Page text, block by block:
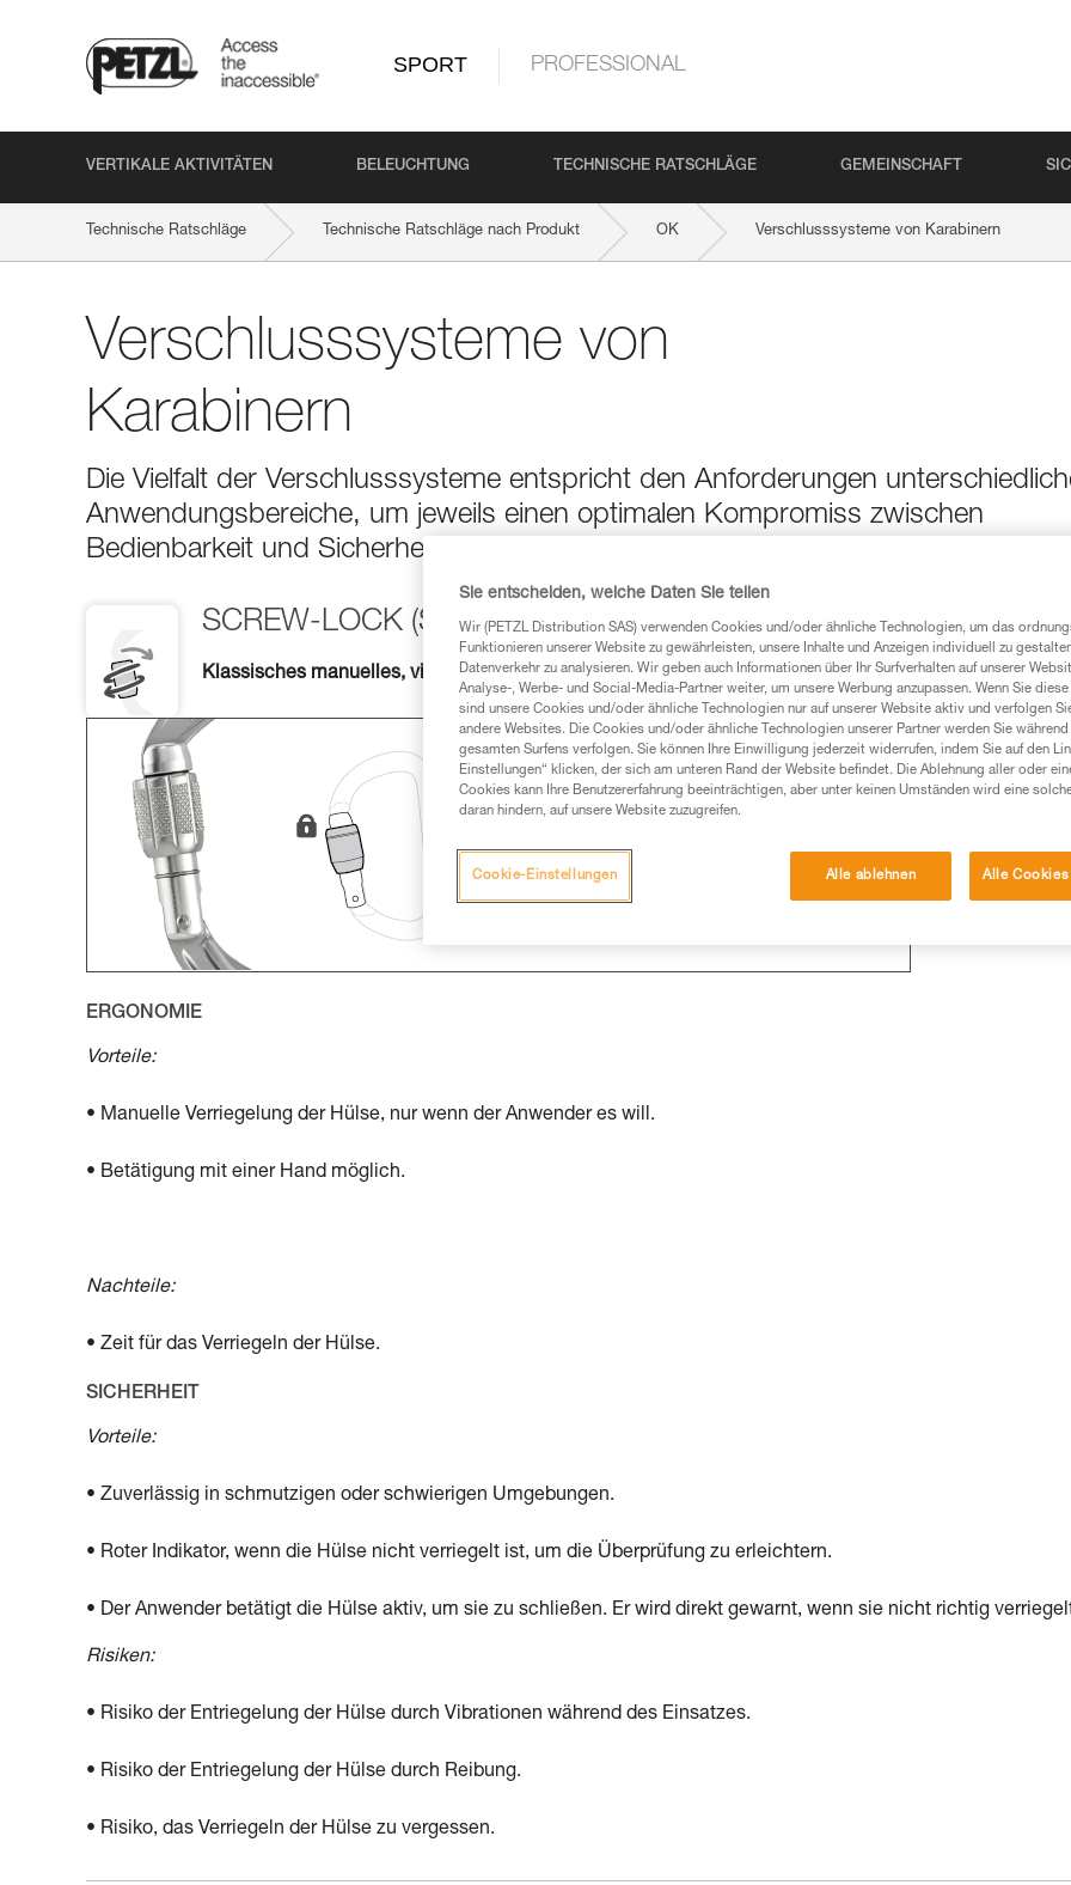
SPORT PROFESSIONAL
VERTIKALE AKTIVITÄTEN BELEUCHTUNG TECHNISCHE RATSCHLÄGE GEMEINSCHAFT
Technische Ratschläge Technische Ratschläge nach Produkt OK Verschlusssysteme von Karabinern
Verschlusssysteme von
Karabinern
Die Vielfalt der Verschlusssysteme entspricht den Anforderungen
Anwendungsbereiche, um jeweils einen optimalen Kompromiss zwischen
Bedienbarkeit und Sicherheit zu gewährleisten.
SCREW-LOCK (SL)
Klassisches manuelles, vielseitig und überall einsetzbares System
ERGONOMIE
Vorteile:
• Manuelle Verriegelung der Hülse, nur wenn der Anwender es will.
• Betätigung mit einer Hand möglich.
Nachteile:
• Zeit für das Verriegeln der Hülse.
SICHERHEIT
Vorteile:
• Zuverlässig in schmutzigen oder schwierigen Umgebungen.
• Roter Indikator, wenn die Hülse nicht verriegelt ist, um die Überprüfung zu erleichtern.
• Der Anwender betätigt die Hülse aktiv, um sie zu schließen. Er wird direkt gewarnt, wenn sie nicht richtig
Risiken:
• Risiko der Entriegelung der Hülse durch Vibrationen während des Einsatzes.
• Risiko der Entriegelung der Hülse durch Reibung.
• Risiko, das Verriegeln der Hülse zu vergessen.
Sie entscheiden, welche Daten Sie teilen
Wir (PETZL Distribution SAS) verwenden Cookies und/oder ähnliche Technologien, um das
Funktionieren unserer Website zu gewährleisten, unsere Inhalte und Anzeigen individuell zu
Datenverkehr zu analysieren. Wir geben auch Informationen über Ihr Surfverhalten auf unserer
Analyse-, Werbe- und Social-Media-Partner weiter, um unsere Werbung anzupassen. Wenn Sie
sind unsere Cookies und/oder ähnliche Technologien nur auf unserer Website aktiv und verfolgen
andere Websites. Die Cookies und/oder ähnliche Technologien unserer Partner werden Sie während
gesamten Surfens verfolgen. Sie können Ihre Einwilligung jederzeit widerrufen, indem Sie auf den
Einstellungen“ klicken, der sich am unteren Rand der Website befindet. Die Ablehnung aller oder
Cookies kann Ihre Benutzererfahrung beeinträchtigen, aber unter keinen Umständen wird eine
daran hindern, auf unsere Website zuzugreifen.
Alle ablehnen Alle
Cookie-Einstellungen